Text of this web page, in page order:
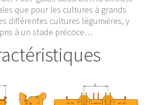
que pour les cultures à grands
différentes cultures légumières, y
à un stade précoce…